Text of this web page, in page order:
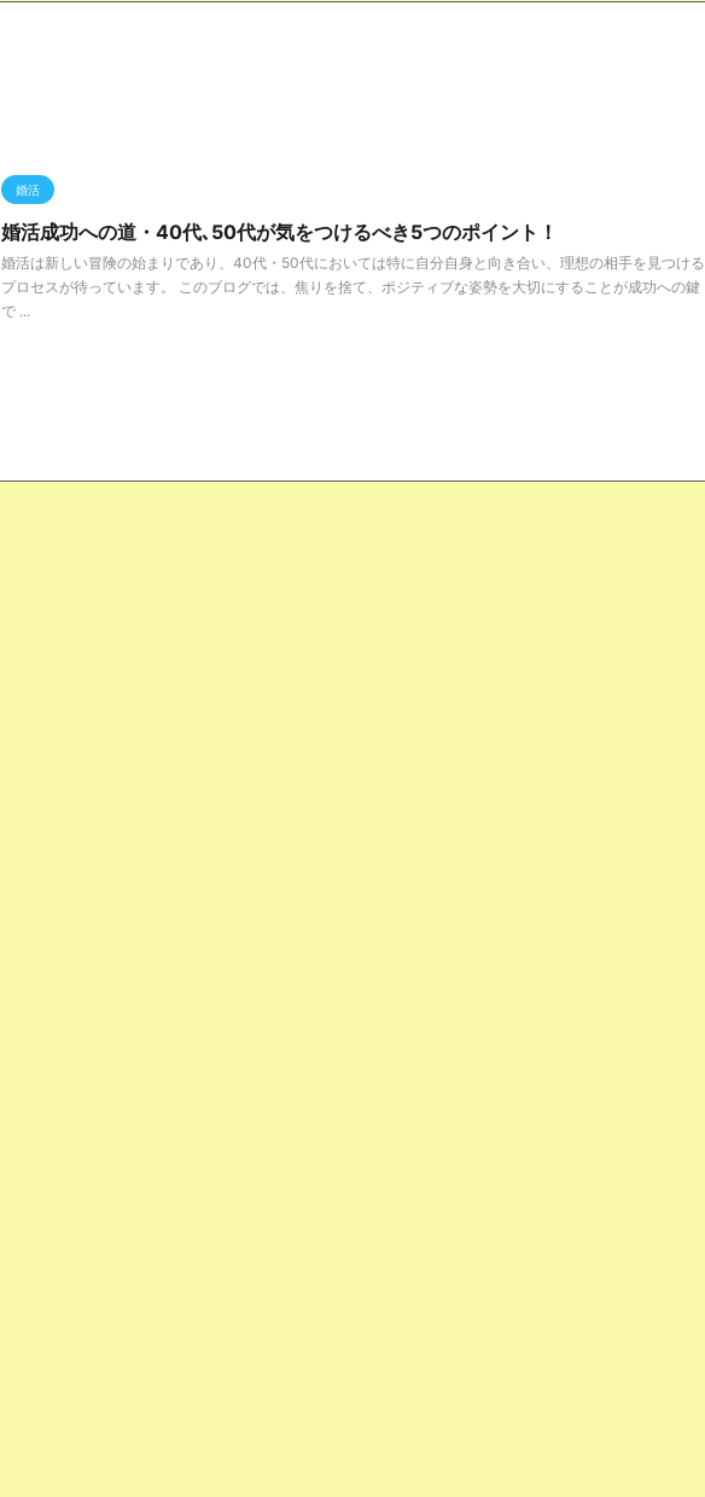
婚活
婚活成功への道・40代､50代が気をつけるべき5つのポイント！
婚活は新しい冒険の始まりであり、40代・50代においては特に自分自身と向き合い、理想の相手を見つける
プロセスが待っています。 このブログでは、焦りを捨て、ポジティブな姿勢を大切にすることが成功への鍵
で ...